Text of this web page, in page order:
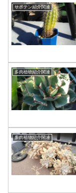
サボテン紹介関連
多肉植物紹介関連
多肉植物紹介関連